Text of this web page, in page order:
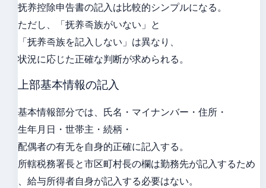
抚养控除申告書の記入は比較的シンプルになる。
ただし、「抚养족族がいない」と
「抚养족族を記入しない」は異なり、
状況に応じた正確な判断が求められる。
上部基本情報の記入
基本情報部分では、氏名・マイナンバー・住所・
生年月日・世帯主・続柄・
配偶者の有无を自身的正確に記入する。
所轄税務署長と市区町村長の欄は勤務先が記入するため
、給与所得者自身が記入する必要はない。